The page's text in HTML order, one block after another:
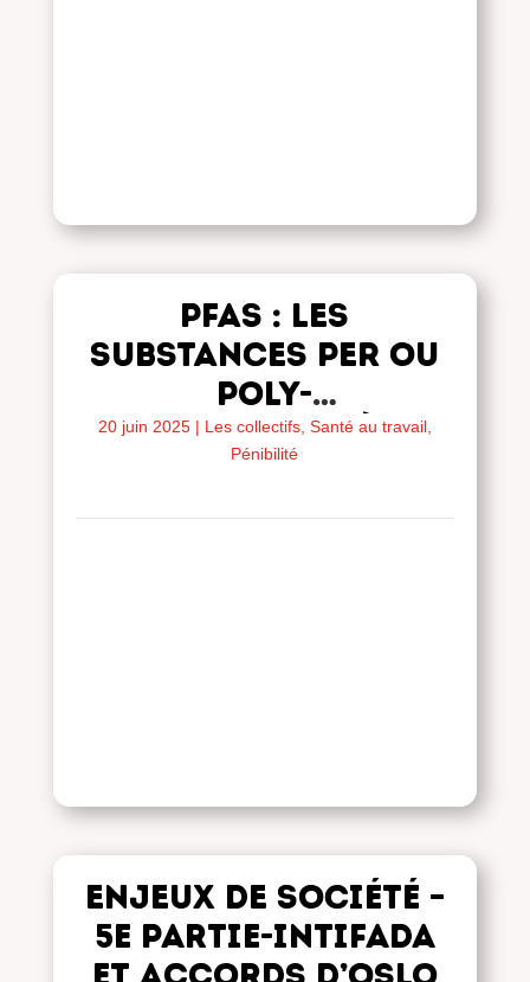
PFAS : LES
SUBSTANCES PER OU
PoLY-
FLUOROALKYLÉES
20 juin 2025| Les collectifs, Santé au travail,
Pénibilité
ENJEUX DE SOCIéTé –
5e partie-Intifada